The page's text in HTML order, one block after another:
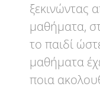
ξεκινώντας
μαθήματα,
το παιδί
μαθήματα
ποια